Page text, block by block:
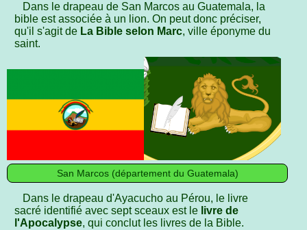
Dans le drapeau de San Marcos au Guatemala, la
bible est associée à un lion. On peut donc préciser,
qu'il s'agit de La Bible selon Marc, ville éponyme du
saint.
San Marcos (département du Guatemala)
Dans le drapeau d'Ayacucho au Pérou, le livre
sacré identifié avec sept sceaux est le livre de
l'Apocalypse, qui conclut les livres de la Bible.